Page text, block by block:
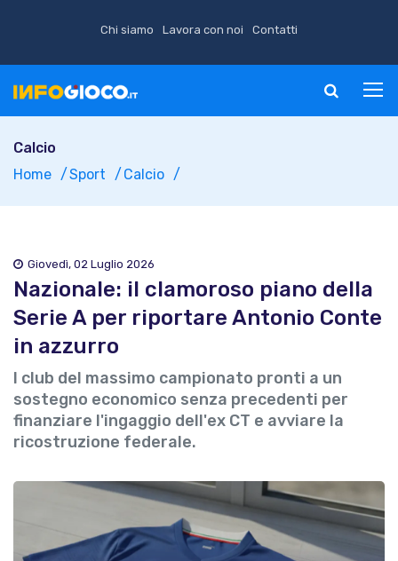
Chi siamo Lavora con noi Contatti
Calcio
Home
Sport Calcio
Giovedì, 02 Luglio 2026
Nazionale: il clamoroso piano della
Serie A per riportare Antonio Conte
in azzurro
I club del massimo campionato pronti a un
sostegno economico senza precedenti per
finanziare l'ingaggio dell'ex CT e avviare la
ricostruzione federale.